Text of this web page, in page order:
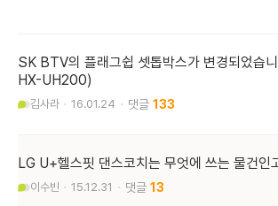
SK BTV의 플래그쉽 셋톱박스가 변경되었습
HX-UH200)
김사라 16.01.24 133
LG U+헬스핏 댄스코치는 무엇에 쓰는 물건인
이수빈 15.12.31 13